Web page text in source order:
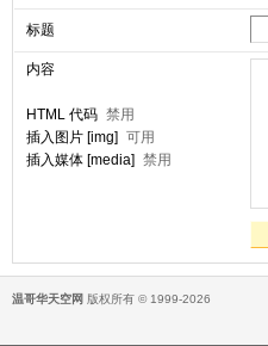
标题
内容
HTML 代码 禁用
插入图片 [img] 可用
插入媒体 [media] 禁用
温哥华天空网 版权所有 © 1999-2026